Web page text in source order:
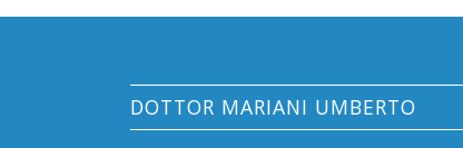
DOTTOR MARIANI UMBERTO